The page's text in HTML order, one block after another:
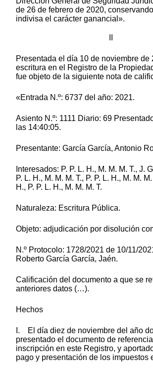
de 26 de febrero de 2020,
indivisa el carácter ganancial».
Presentada el día 10 de noviembre de
escritura en el Registro de la
fue objeto de la siguiente nota de
«Entrada N.º: 6737 del año: 2021.
Asiento N.º: 1111 Diario: 69
las 14:40:05.
Presentante: García García, Antonio
Interesados: P. P. L. H., M. M. M. T., J.
P. L. H., M. M. M. T., P. P. L. H., M. M.
H., P. P. L. H., M. M. M. T.
Naturaleza: Escritura Pública.
Objeto: adjudicación por disolución
N.º Protocolo: 1728/2021 de 10/11/
Roberto García García, Jaén.
Calificación del documento a que se
anteriores datos (…).
Hechos
I. El día diez de noviembre del año
presentado el documento de
inscripción en este Registro, y
pago y presentación de los impuestos